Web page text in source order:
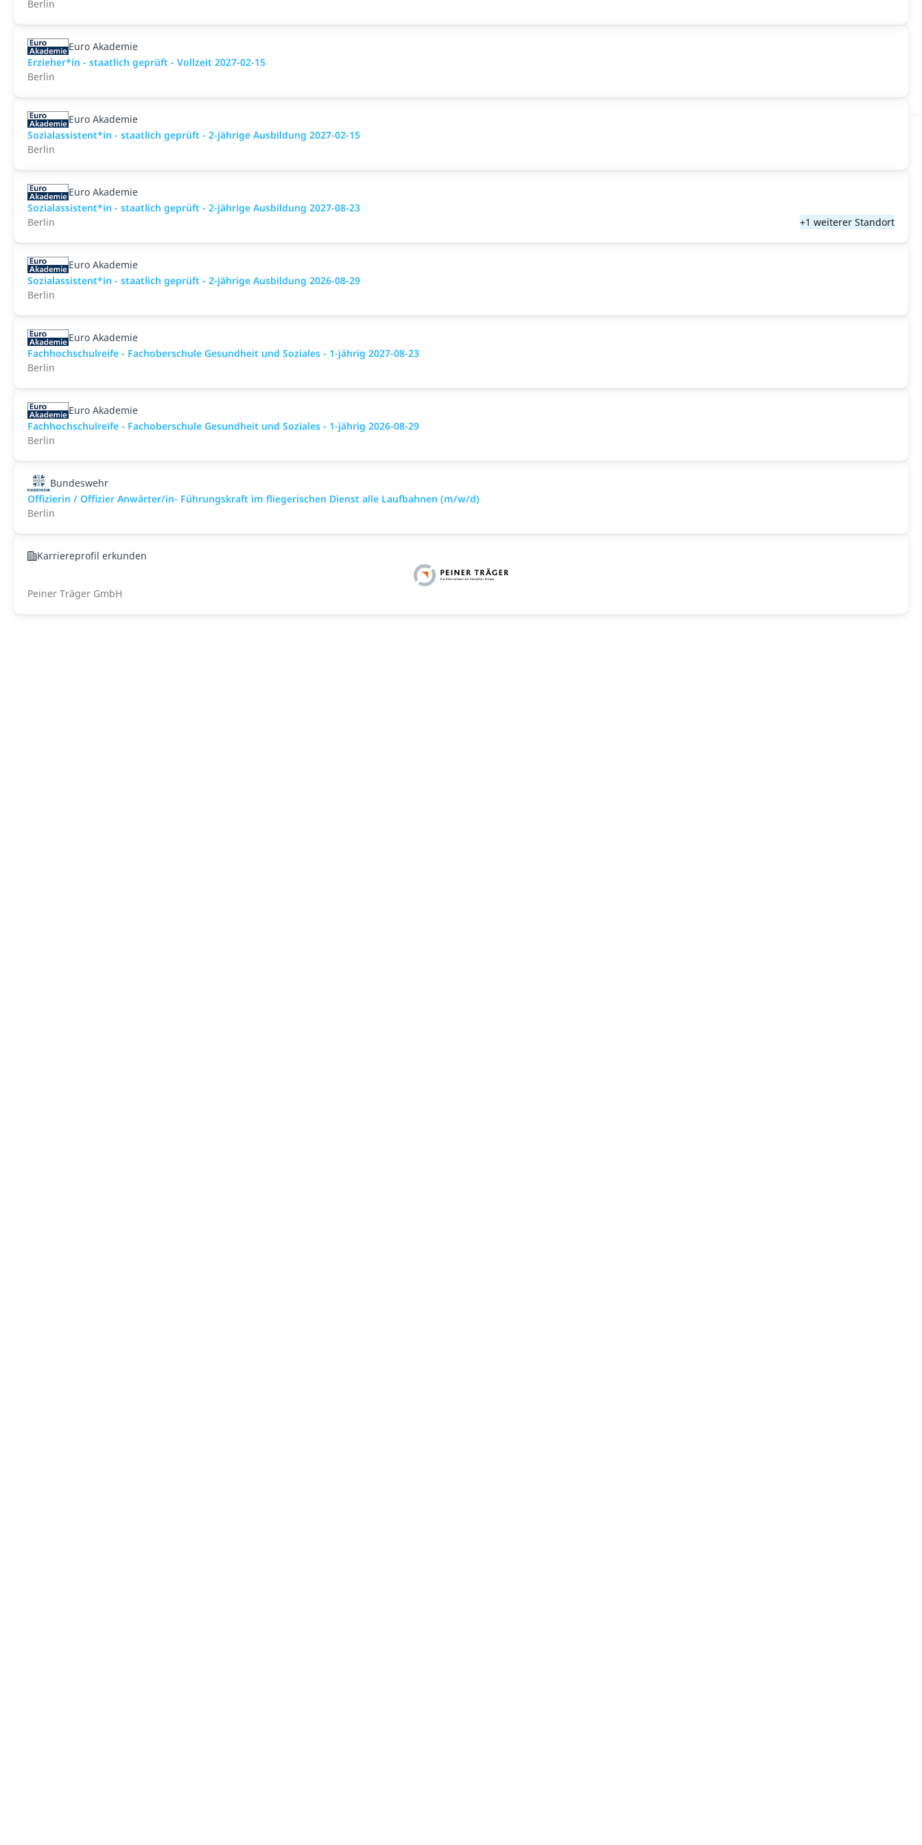
Berlin
Euro Akademie
Erzieher*in - staatlich geprüft - Vollzeit 2027-02-15
Berlin
Euro Akademie
Sozialassistent*in - staatlich geprüft - 2-jährige Ausbildung 2027-02-15
Berlin
Euro Akademie
Sozialassistent*in - staatlich geprüft - 2-jährige Ausbildung 2027-08-23
Berlin
+1 weiterer Standort
Euro Akademie
Sozialassistent*in - staatlich geprüft - 2-jährige Ausbildung 2026-08-29
Berlin
Euro Akademie
Fachhochschulreife - Fachoberschule Gesundheit und Soziales - 1-jährig 2027-08-23
Berlin
Euro Akademie
Fachhochschulreife - Fachoberschule Gesundheit und Soziales - 1-jährig 2026-08-29
Berlin
Bundeswehr
Offizierin / Offizier Anwärter/in- Führungskraft im fliegerischen Dienst alle Laufbahnen (m/w/d)
Berlin
Karriereprofil erkunden
Peiner Träger GmbH